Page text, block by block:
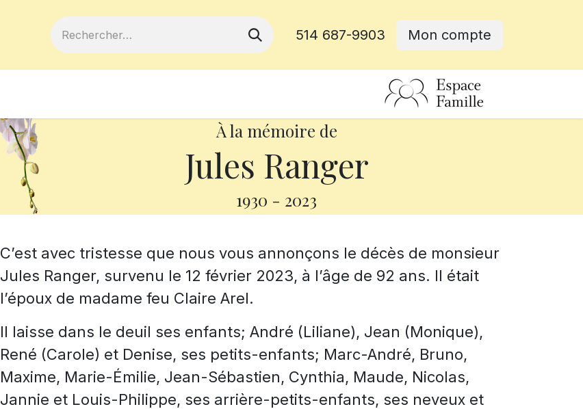
514 687-9903 Mon compte
À la mémoire de
Jules Ranger
1930 - 2023
C’est avec tristesse que nous vous annonçons le décès de monsieur
Jules Ranger, survenu le 12 février 2023, à l’âge de 92 ans. Il était
l’époux de madame feu Claire Arel.
Il laisse dans le deuil ses enfants; André (Liliane), Jean (Monique),
René (Carole) et Denise, ses petits-enfants; Marc-André, Bruno,
Maxime, Marie-Émilie, Jean-Sébastien, Cynthia, Maude, Nicolas,
Jannie et Louis-Philippe, ses arrière-petits-enfants, ses neveux et